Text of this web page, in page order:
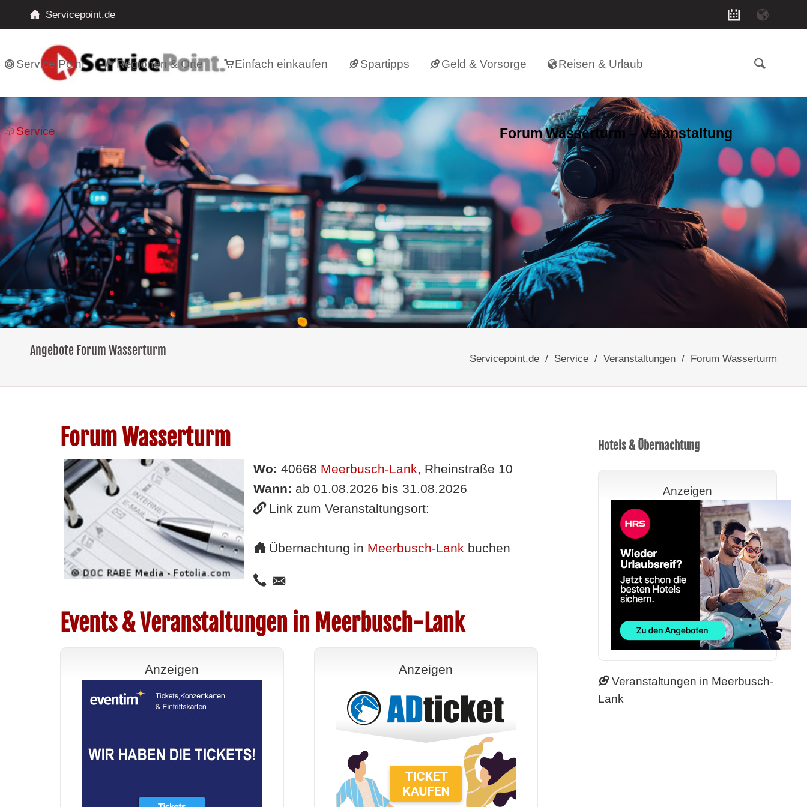
Servicepoint.de
Service Point Regionen & Orte Einfach einkaufen Spartipps Geld & Vorsorge Reisen & Urlaub
Service Forum Wasserturm – Veranstaltung
Angebote Forum Wasserturm
Servicepoint.de Service Veranstaltungen Forum Wasserturm
Forum Wasserturm
Wo: 40668 Meerbusch-Lank, Rheinstraße 10
Wann: ab 01.08.2026 bis 31.08.2026
Link zum Veranstaltungsort:
Übernachtung in Meerbusch-Lankbuchen
Events & Veranstaltungen in Meerbusch-Lank
Anzeigen Anzeigen
Hotels & Übernachtung
Anzeigen
Veranstaltungen in Meerbusch-
Lank